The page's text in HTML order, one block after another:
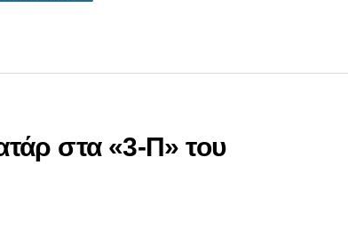
στα «3-Π» του